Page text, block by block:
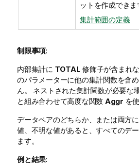
ットを作成できま
集計範囲の定義
制限事項:
内部集計に TOTAL 修飾子が含まれ
のパラメーターに他の集計関数を含
ん。 ネストされた集計関数が必要な
と組み合わせて高度な関数 Aggr を
データペアのどちらか、または両方に
値、不明な値があると、すべてのデ
ます。
例と結果: